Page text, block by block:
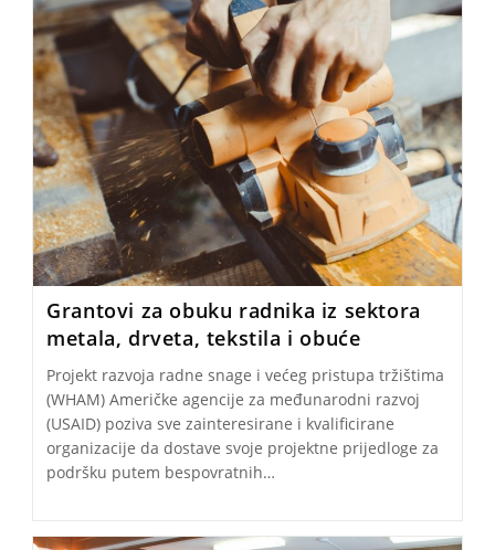
Grantovi za obuku radnika iz sektora
metala, drveta, tekstila i obuće
Projekt razvoja radne snage i većeg pristupa tržištima
(WHAM) Američke agencije za međunarodni razvoj
(USAID) poziva sve zainteresirane i kvalificirane
organizacije da dostave svoje projektne prijedloge za
podršku putem bespovratnih…